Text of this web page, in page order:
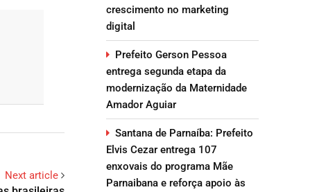
Next article
crescimento no marketing
digital
Prefeito Gerson Pessoa
entrega segunda etapa da
modernização da Maternidade
Amador Aguiar
Santana de Parnaíba: Prefeito
Elvis Cezar entrega 107
enxovais do programa Mãe
Parnaibana e reforça apoio às